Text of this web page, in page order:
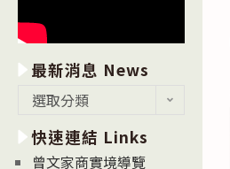
最新消息 News
消
息
選取分類
快速連結 Links
曾文家商實境導覽